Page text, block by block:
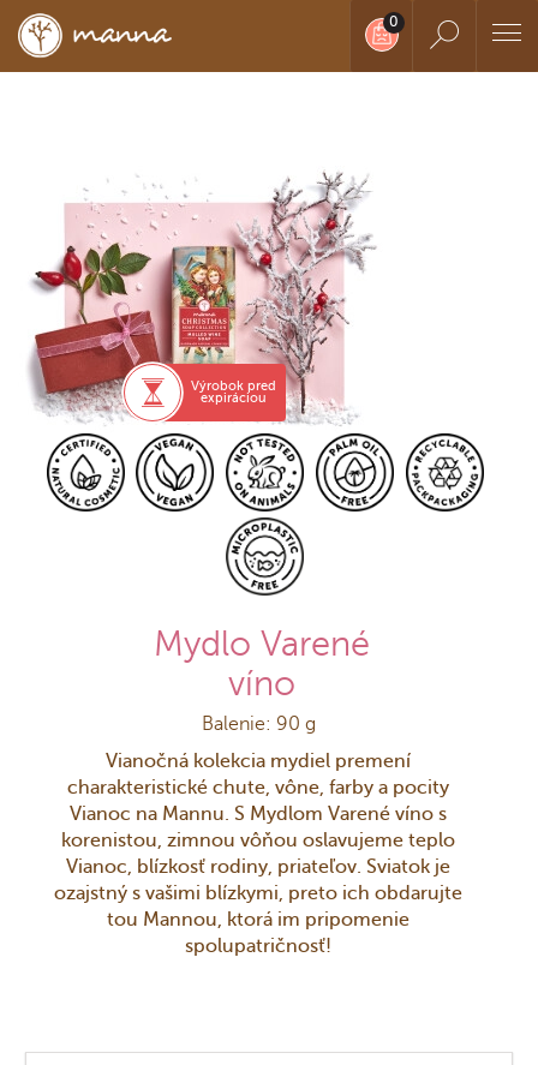
Výrobok pred
expiráciou
Mydlo Varené
víno
Balenie: 90 g
Vianočná kolekcia mydiel premení
charakteristické chute, vône, farby a pocity
Vianoc na Mannu. S Mydlom Varené víno s
korenistou, zimnou vôňou oslavujeme teplo
Vianoc, blízkosť rodiny, priateľov. Sviatok je
ozajstný s vašimi blízkymi, preto ich obdarujte
tou Mannou, ktorá im pripomenie
spolupatričnosť!